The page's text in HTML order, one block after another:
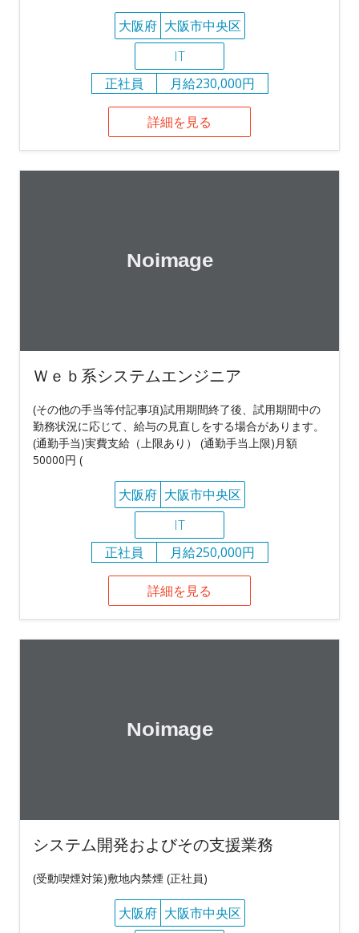
大阪府 大阪市中央区
IT
正社員
月給230,000円
詳細を見る
Ｗｅｂ系システムエンジニア
(その他の手当等付記事項)試用期間終了後、試用期間中の
勤務状況に応じて、給与の見直しをする場合があります。
(通勤手当)実費支給（上限あり） (通勤手当上限)月額
50000円 (
大阪府 大阪市中央区
IT
正社員
月給250,000円
詳細を見る
システム開発およびその支援業務
(受動喫煙対策)敷地内禁煙 (正社員)
大阪府 大阪市中央区